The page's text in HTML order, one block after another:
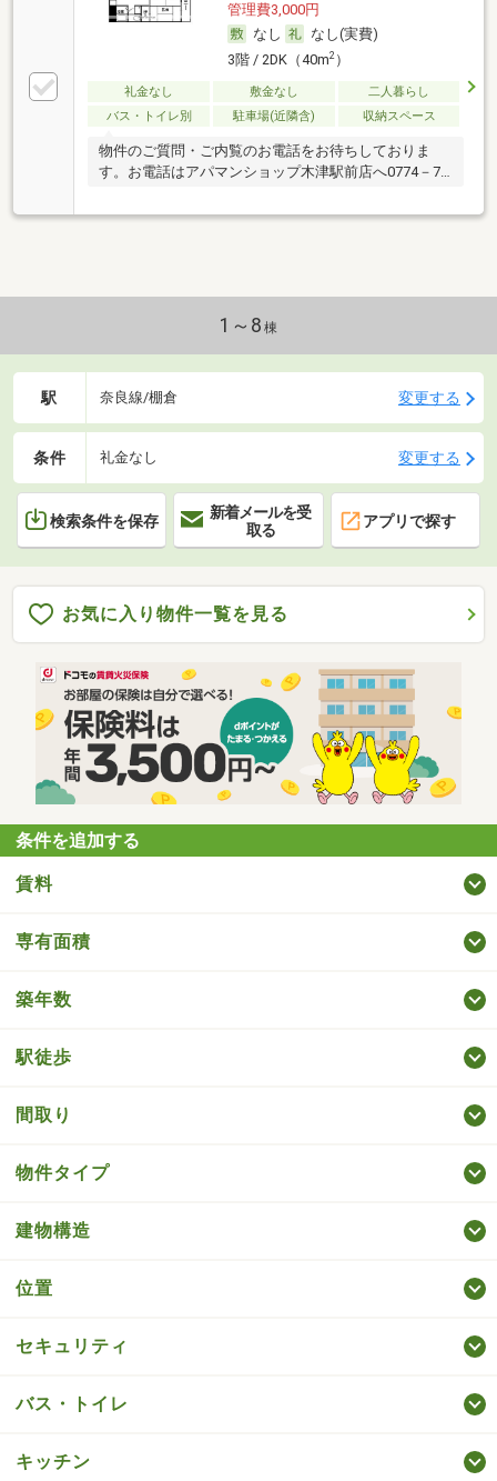
管理費3,000円
なし
なし(実費)
3階 / 2DK（40m2）
礼金なし 敷金なし
二人暮らし
バス・トイレ別
駐車場(近隣含) 収納スペース
物件のご質問・ご内覧のお電話をお待ちしておりま
す。お電話はアパマンショップ木津駅前店へ0774－71
1～8 棟
駅 奈良線/棚倉 変更する
条件 礼金なし 変更する
検索条件を保存
新着メールを受
取る
アプリで探す
お気に入り物件一覧を見る
条件を追加する
賃料
専有面積
築年数
駅徒歩
間取り
物件タイプ
建物構造
位置
セキュリティ
バス・トイレ
キッチン